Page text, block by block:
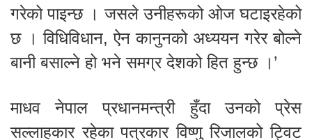
गरेको पाइन्छ । जसले उनीहरूको ओज घटाइरहेको
छ । विधिविधान, ऐन कानुनको अध्ययन गरेर बोल्ने
बानी बसाल्ने हो भने समग्र देशको हित हुन्छ ।’
माधव नेपाल प्रधानमन्त्री हुँदा उनको प्रेस
सल्लाहकार रहेका पत्रकार विष्णु रिजालको ट्विट